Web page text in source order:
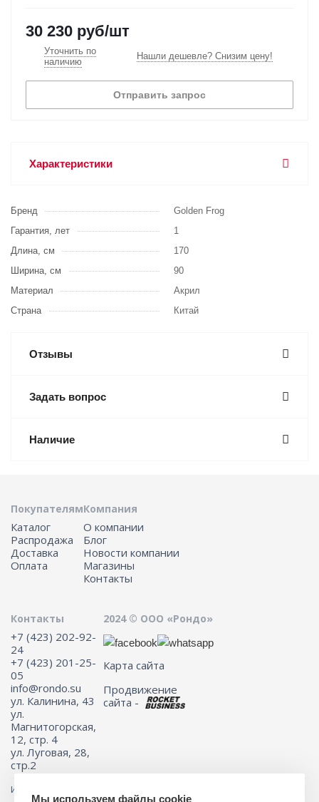
30 230 руб/шт
Уточнить по
наличию
Нашли дешевле? Снизим цену!
Отправить запрос
Характеристики
Бренд
Golden Frog
Гарантия, лет
1
Длина, см
170
Ширина, см
90
Материал
Акрил
Страна
Китай
Отзывы
Задать вопрос
Наличие
Покупателям
Каталог
Распродажа
Доставка
Оплата
Компания
О компании
Блог
Новости компании
Магазины
Контакты
Контакты
+7 (423) 202-92-
24
+7 (423) 201-25-
05
info@rondo.su
ул. Калинина, 43
ул.
Магнитогорская,
12, стр. 4
ул. Луговая, 28,
стр.2
2024 © ООО «Рондо»
Карта сайта
Продвижение
сайта -
Информация на сайте не является публичной офертой.
Мы используем файлы cookie